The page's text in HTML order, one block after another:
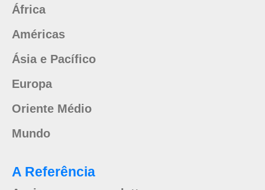
África
Américas
Ásia e Pacífico
Europa
Oriente Médio
Mundo
A Referência